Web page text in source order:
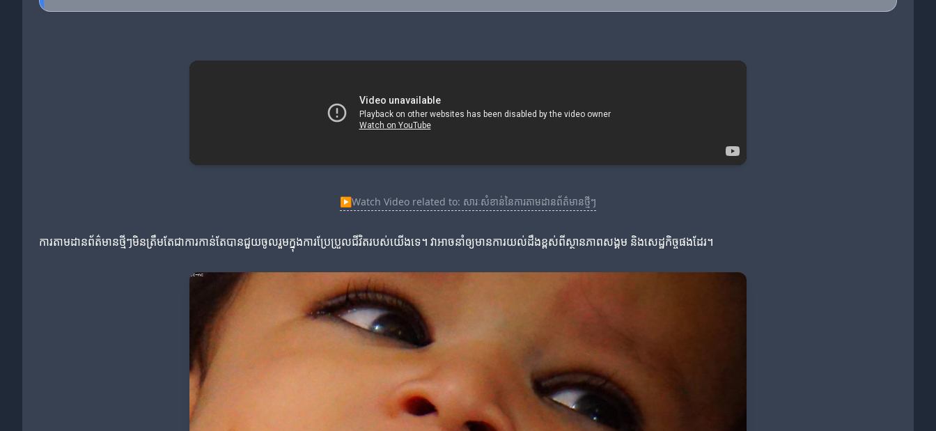
▶Watch Video related to: សារៈសំខាន់នៃការតាមដានព័ត៌មានថ្មីៗ
ការតាមដានព័ត៌មានថ្មីៗមិនត្រឹមតែជាការកាន់តែបានជួយចូលរួមក្នុងការប្រែប្រួលជីវិតរបស់យើងទេ។ វាអាចនាំឲ្យមានការយល់ដឹងខ្ពស់ពីស្ថានភាពសង្គម និងសេដ្ឋកិច្ចផងដែរ។